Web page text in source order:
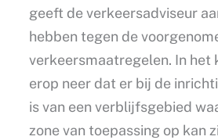
geeft de verkeersadviseur
hebben tegen de
verkeersmaatregelen. In het
erop neer dat er bij de
is van een verblijfsgebied
zone van toepassing op kan